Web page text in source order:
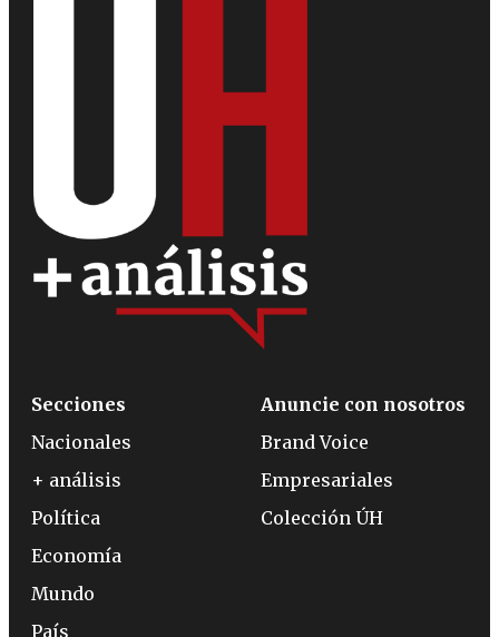
Secciones
Nacionales
+ análisis
Política
Economía
Mundo
País
Anuncie con nosotros
Brand Voice
Empresariales
Colección ÚH